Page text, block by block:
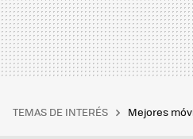
TEMAS DE INTERÉS Mejores